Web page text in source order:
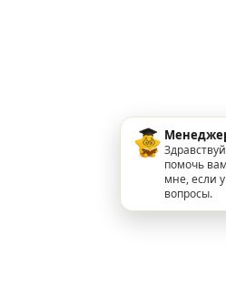
помочь
мне, если
вопросы.